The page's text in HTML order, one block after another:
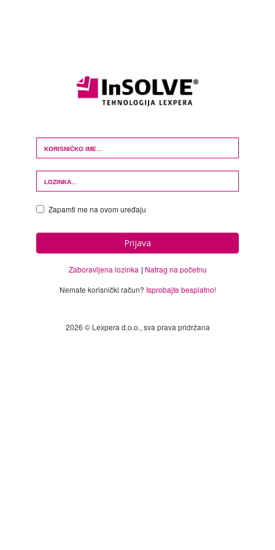
Login Form
Zapamti me na ovom uređaju
Prijava
Zaboravljena lozinka
Natrag na početnu
Nemate korisnički račun? Isprobajte besplatno!
2026 © Lexpera d.o.o., sva prava pridržana